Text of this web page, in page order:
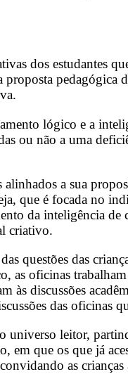
dos estudantes
lógico e a
ou não a uma
a sua
que é focada no
da inteligência
criativo.
questões das
oficinas
às discussões
das oficinas
universo leitor,
que os que já
as